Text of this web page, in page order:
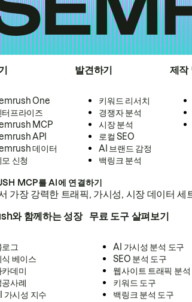
One
터프라이즈
MCP
API
데이터
모 신청
발견하기
키워드 리서치
경쟁자 분석
시장 분석
로컬 SEO
AI 브랜드 감정
백링크 분석
제작
MCP를 AI에 연결하기
가장 강력한 트래픽, 가시성, 시장 데이터
와 함께하는 성장
로그
식 베이스
카데미
공사례
가시성 지수
무료 도구 살펴보기
AI 가시성 분석 도구
SEO 분석 도구
웹사이트 트래픽 분석
키워드 도구
백링크 분석 도구